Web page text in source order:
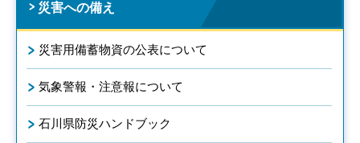
災害への備え
災害用備蓄物資の公表について
気象警報・注意報について
石川県防災ハンドブック